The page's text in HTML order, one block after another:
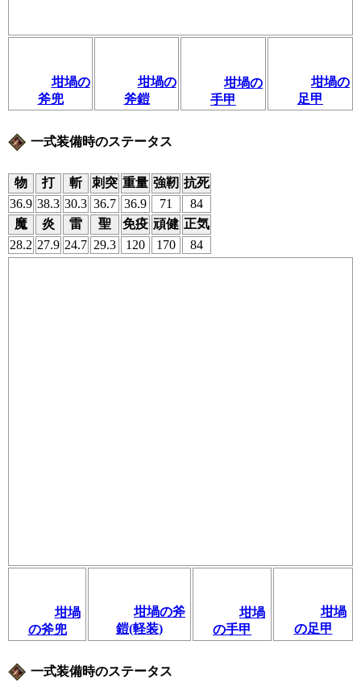
坩堝の
斧兜
坩堝の
斧鎧
坩堝の
手甲
坩堝の
足甲
一式装備時のステータス
物 打 斬 刺突 重量 強靭 抗死
36.9 38.3 30.3 36.7 36.9 71
84
魔
炎 雷 聖 免疫 頑健 正気
28.2 27.9 24.7 29.3 120 170 84
坩堝
の斧兜
坩堝の斧
鎧(軽装)
坩堝
の手甲
坩堝
の足甲
一式装備時のステータス